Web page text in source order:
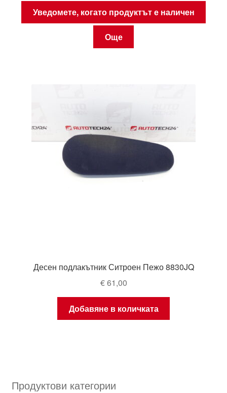
Уведомете, когато продуктът е наличен
Още
Десен подлакътник Ситроен Пежо 8830JQ
€61,00
Добавяне в количката
Продуктови категории